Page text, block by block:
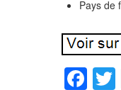
Pays de
F